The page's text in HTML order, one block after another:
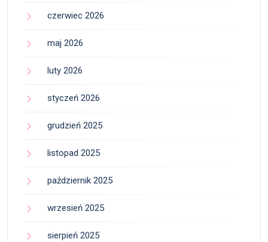
czerwiec 2026
maj 2026
luty 2026
styczeń 2026
grudzień 2025
listopad 2025
październik 2025
wrzesień 2025
sierpień 2025